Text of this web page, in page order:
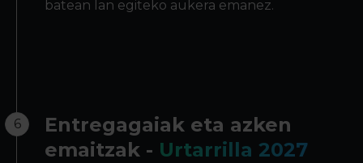
batean lan egiteko aukera emanez.
6
Entregagaiak eta azken
emaitzak - Urtarrilla 2027